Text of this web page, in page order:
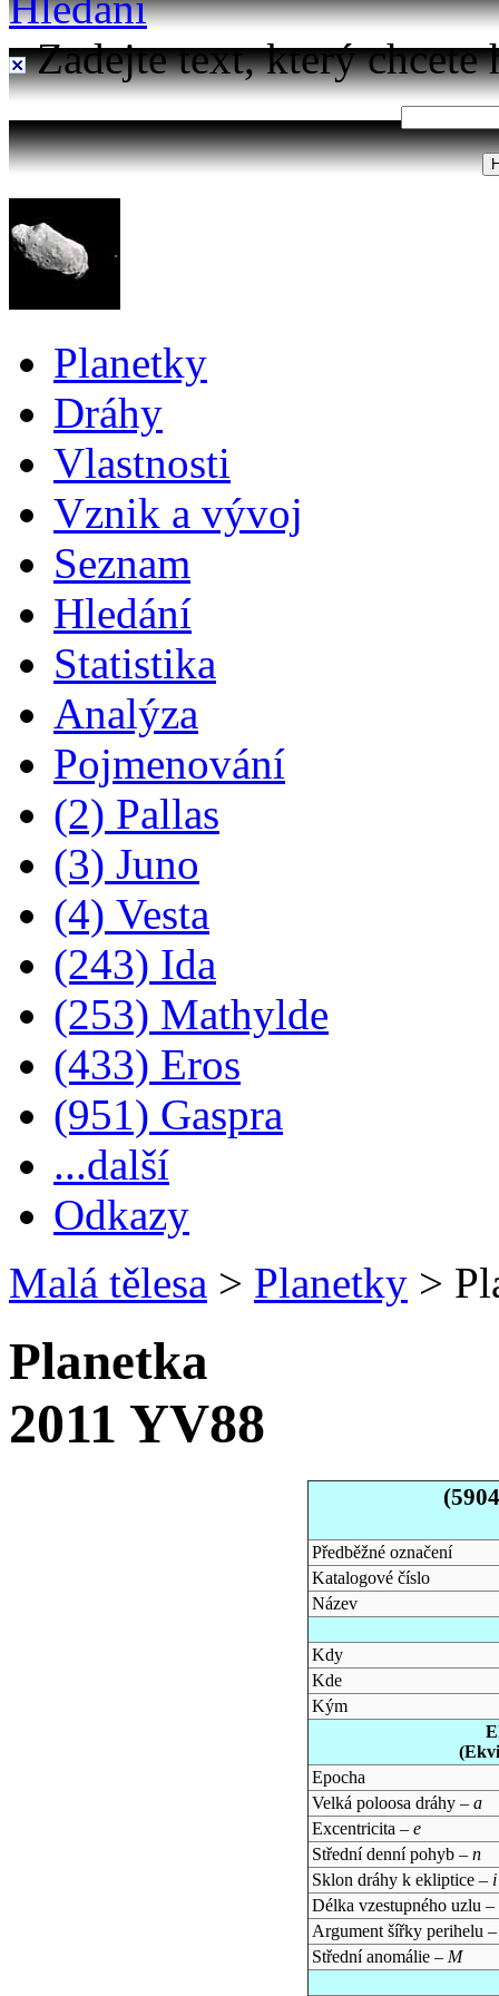
Zadejte text, který chcete
Planetky
Dráhy
Vlastnosti
Vznik a vývoj
Seznam
Hledání
Statistika
Analýza
Pojmenování
(2) Pallas
(3) Juno
(4) Vesta
(243) Ida
(253) Mathylde
(433) Eros
(951) Gaspra
...další
Odkazy
Malá tělesa > Planetky >
Planetka
2011 YV88
Předběžné označení
Katalogové číslo
Název
Kdy
Kde
Kým
Epocha
Velká poloosa dráhy – a
Excentricita – e
Střední denní pohyb – n
Sklon dráhy k ekliptice – i
Délka vzestupného uzlu –
Argument šířky perihelu
Střední anomálie – M